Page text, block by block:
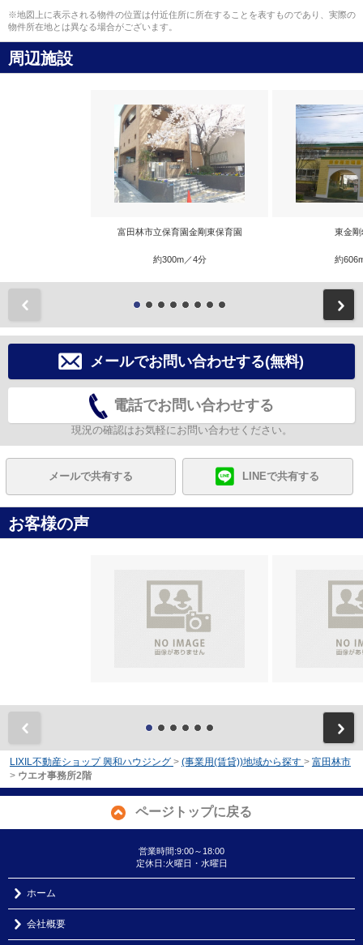
※地図上に表示される物件の位置は付近住所に所在することを表すものであり、実際の
物件所在地とは異なる場合がございます。
周辺施設
富田林市立保育園金剛東保育園
約300m／4分
東金剛
約
メールでお問い合わせする(無料)
電話でお問い合わせする
現況の確認はお気軽にお問い合わせください。
メールで共有する LINEで共有する
お客様の声
LIXIL不動産ショップ 興和ハウジング > (事業用(賃貸))地域から探す > 富田林市
> ウエオ事務所2階
ページトップに戻る
営業時間:9:00～18:00
定休日:火曜日・水曜日
ホーム
会社概要